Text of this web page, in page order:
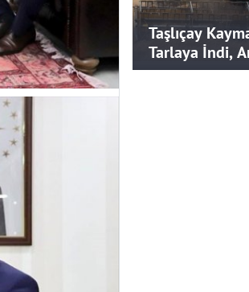
Taşlıçay
Tarlaya İndi,